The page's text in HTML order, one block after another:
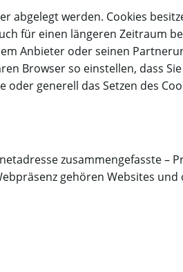
abgelegt werden. Cookies
für einen längeren Zeitraum
Anbieter oder seinen
Browser so einstellen, dass
generell das Setzen des
zusammengefasste –
gehören Websites